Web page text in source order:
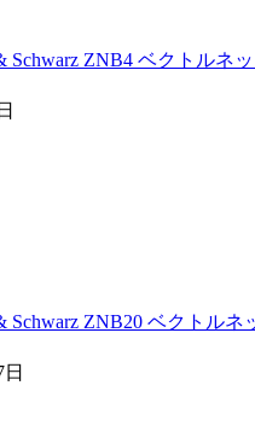
Schwarz ZNB4 ベクトルネ
Schwarz ZNB20 ベクトルネ